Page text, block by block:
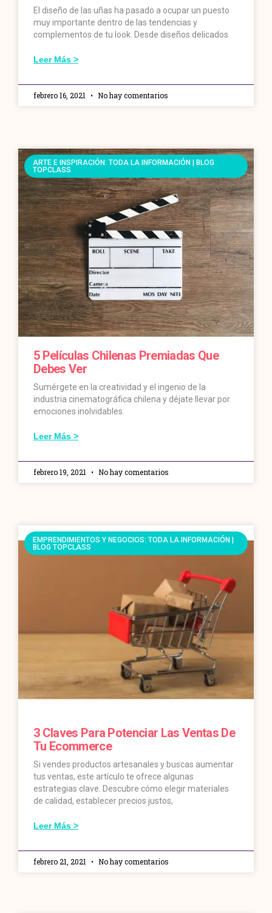
El diseño de las uñas ha pasado a ocupar un puesto
muy importante dentro de las tendencias y
complementos de tu look. Desde diseños delicados
Leer Más >
febrero 16, 2021 No hay comentarios
ARTE E INSPIRACIÓN: TODA LA INFORMACIÓN | BLOG
TOPCLASS
5 Películas Chilenas Premiadas Que
Debes Ver
Sumérgete en la creatividad y el ingenio de la
industria cinematográfica chilena y déjate llevar por
emociones inolvidables.
Leer Más >
febrero 19, 2021 No hay comentarios
EMPRENDIMIENTOS Y NEGOCIOS: TODA LA INFORMACIÓN |
BLOG TOPCLASS
3 Claves Para Potenciar Las Ventas De
Tu Ecommerce
Si vendes productos artesanales y buscas aumentar
tus ventas, este artículo te ofrece algunas
estrategias clave. Descubre cómo elegir materiales
de calidad, establecer precios justos,
Leer Más >
febrero 21, 2021 No hay comentarios